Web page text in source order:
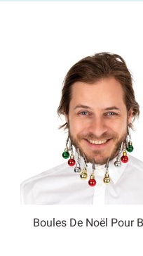
Boules De Noël Pour